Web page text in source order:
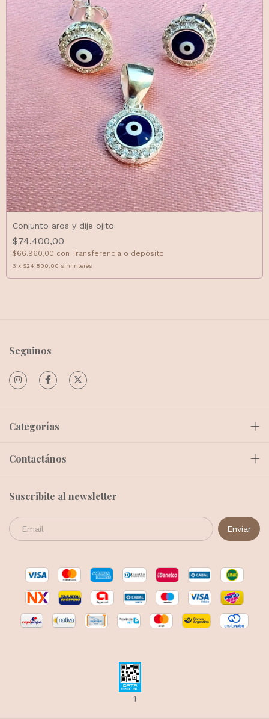
Conjunto aros y dije ojito
$74.400,00
$66.960,00 con Transferencia o depósito
3 x $24.800,00 sin interés
Seguinos
Categorías
Contactános
Suscribite al newsletter
1